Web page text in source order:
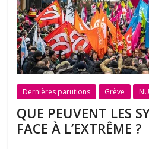
Dernières parutions Grève
QUE PEUVENT LES
FACE À L’EXTRÊME ?